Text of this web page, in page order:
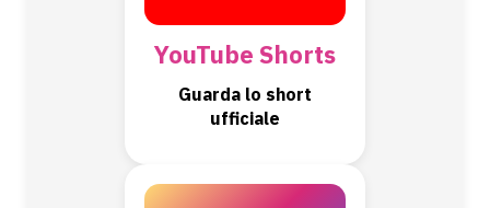
YouTube Shorts
Guarda lo short
ufficiale